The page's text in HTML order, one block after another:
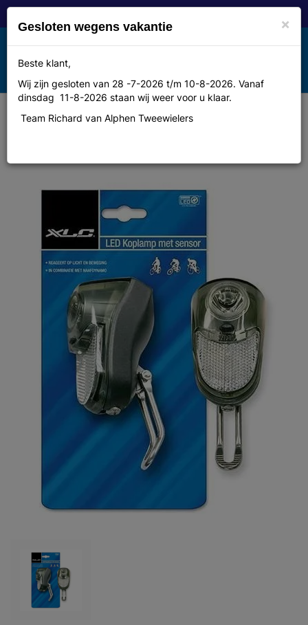
Toggle
navigation
MENU
Koplamp Xlc galaxy bl115wodc
×
Gesloten wegens vakantie
Beste klant,
Wij zijn gesloten van 28 -7-2026 t/m 10-8-2026. Vanaf
dinsdag 11-8-2026 staan wij weer voor u klaar.
Team Richard van Alphen Tweewielers